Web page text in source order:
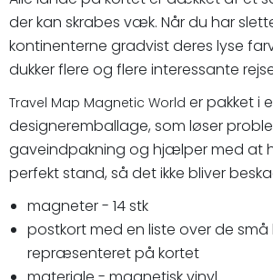
der kan skrabes væk. Når du har
kontinenterne gradvist deres lyse
dukker flere og flere interessante
Travel Map Magnetic World er pakket i
designeremballage, som løser
gaveindpakning og hjælper med at
perfekt stand, så det ikke bliver
magneter - 14 stk
postkort med en liste over de små
repræsenteret på kortet